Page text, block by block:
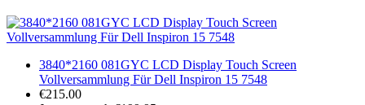
3840*2160 081GYC LCD Display Touch Screen
Vollversammlung Für Dell Inspiron 15 7548
€215.00